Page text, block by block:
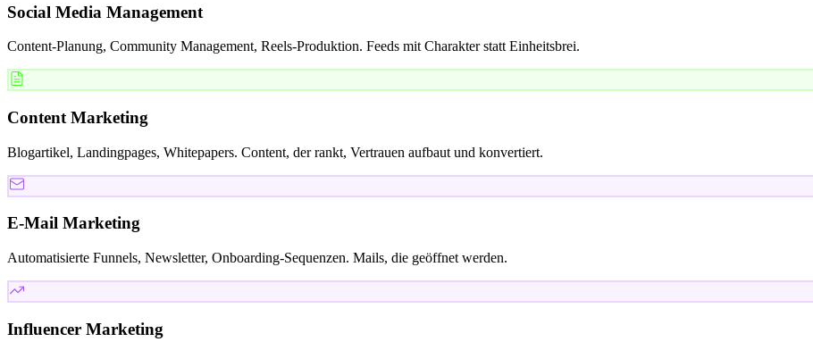
Social Media Management
Content-Planung, Community Management, Reels-Produktion. Feeds mit Charakter statt Einheitsbrei.
Content Marketing
Blogartikel, Landingpages, Whitepapers. Content, der rankt, Vertrauen aufbaut und konvertiert.
E-Mail Marketing
Automatisierte Funnels, Newsletter, Onboarding-Sequenzen. Mails, die geöffnet werden.
Influencer Marketing